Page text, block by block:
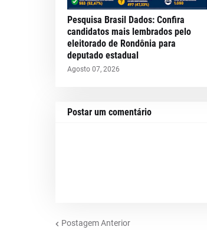
Pesquisa Brasil Dados: Confira
candidatos mais lembrados pelo
eleitorado de Rondônia para
deputado estadual
Agosto 07, 2026
Postar um comentário
Postagem Anterior